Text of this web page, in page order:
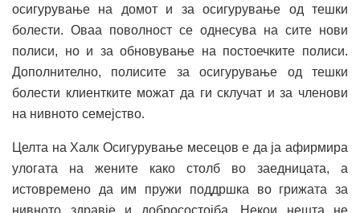
осигурување на домот и за осигурување од тешки
болести. Оваа поволност се однесува на сите нови
полиси, но и за обновување на постоечките полиси.
Дополнително, полисите за осигурување од тешки
болести клиентките можат да ги склучат и за членови
на нивното семејство.
Целта на Халк Осигурување месецов е да ја афирмира
улогата на жените како столб во заедницата, а
истовремено да им пружи поддршка во грижата за
нивното здравје и добросостојба. Некои нешта не